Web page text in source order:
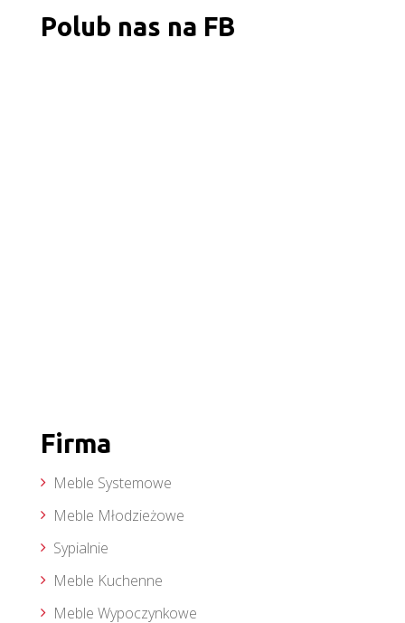
Polub nas na FB
Firma
Meble Systemowe
Meble Młodzieżowe
Sypialnie
Meble Kuchenne
Meble Wypoczynkowe